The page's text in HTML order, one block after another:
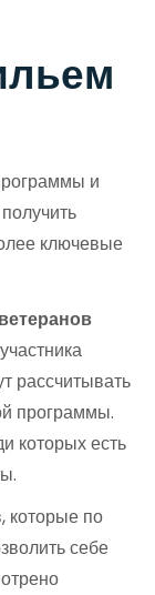
и
ключевые
рассчитывать
программы.
которых есть
которые по
себе